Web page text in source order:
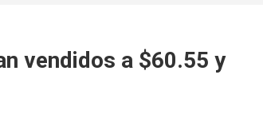
vendidos a $60.55 y